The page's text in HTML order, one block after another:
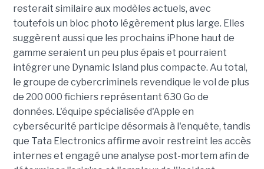
resterait similaire aux modèles actuels, avec
toutefois un bloc photo légèrement plus large. Elles
suggèrent aussi que les prochains iPhone haut de
gamme seraient un peu plus épais et pourraient
intégrer une Dynamic Island plus compacte. Au total,
le groupe de cybercriminels revendique le vol de plus
de 200 000 fichiers représentant 630 Go de
données. L'équipe spécialisée d'Apple en
cybersécurité participe désormais à l'enquête, tandis
que Tata Electronics affirme avoir restreint les accès
internes et engagé une analyse post-mortem afin de